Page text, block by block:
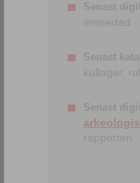
Senast
enmedad
Senast
kullager,
Senast
rapporten